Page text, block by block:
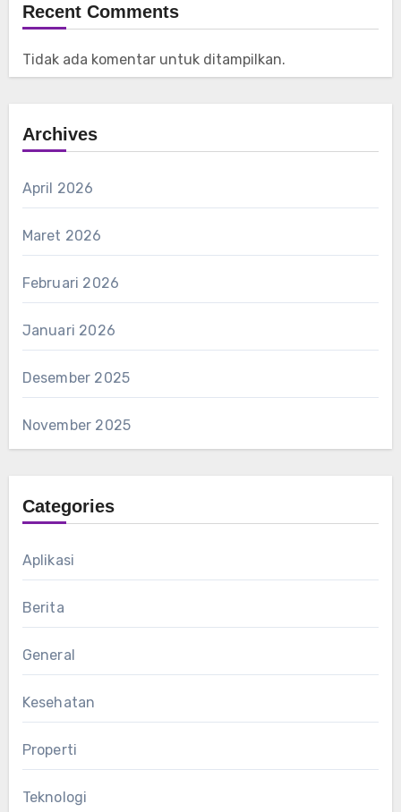
Recent Comments
Tidak ada komentar untuk ditampilkan.
Archives
April 2026
Maret 2026
Februari 2026
Januari 2026
Desember 2025
November 2025
Categories
Aplikasi
Berita
General
Kesehatan
Properti
Teknologi